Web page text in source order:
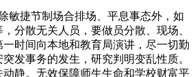
捷节制场合排场、平息事态外，如
分散无关人员，要做员分散、现场、
一时间向本地和教育局演讲，尽一切勤
发事务的发生，研究判明变乱性质。
静。无效保障师生生命和学校财富平